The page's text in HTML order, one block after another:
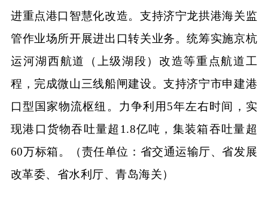
进重点港口智慧化改造。支持济宁龙拱港海关监
管作业场所开展进出口转关业务。统筹实施京杭
运河湖西航道（上级湖段）改造等重点航道工
程，完成微山三线船闸建设。支持济宁市申建港
口型国家物流枢纽。力争利用5年左右时间，实
现港口货物吞吐量超1.8亿吨，集装箱吞吐量超
60万标箱。（责任单位：省交通运输厅、省发展
改革委、省水利厅、青岛海关）